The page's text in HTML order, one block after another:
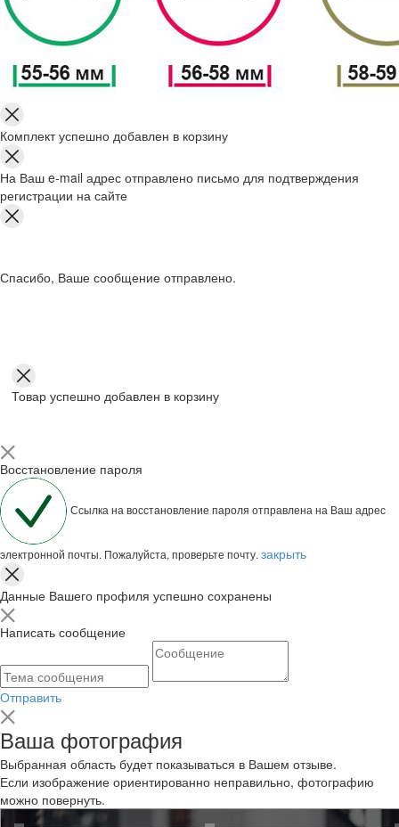
Комплект успешно добавлен в корзину
На Ваш e-mail адрес отправлено письмо для подтверждения
регистрации на сайте
Спасибо, Ваше сообщение отправлено.
Товар успешно добавлен в корзину
Восстановление пароля
Ссылка на восстановление пароля отправлена на Ваш адрес
электронной почты. Пожалуйста, проверьте почту. закрыть
Данные Вашего профиля успешно сохранены
Написать сообщение
Отправить
Ваша фотография
Выбранная область будет показываться в Вашем отзыве.
Если изображение ориентированно неправильно, фотографию
можно повернуть.